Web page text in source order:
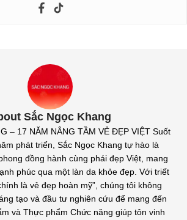
Sắc Ngọc Khang
– 17 NĂM NÂNG TẦM VẺ ĐẸP VIỆT Suốt
phát triển, Sắc Ngọc Khang tự hào là
đồng hành cùng phái đẹp Việt, mang
phúc qua một làn da khỏe đẹp. Với triết
là vẻ đẹp hoàn mỹ”, chúng tôi không
tạo và đầu tư nghiên cứu để mang đến
và Thực phẩm Chức năng giúp tôn vinh